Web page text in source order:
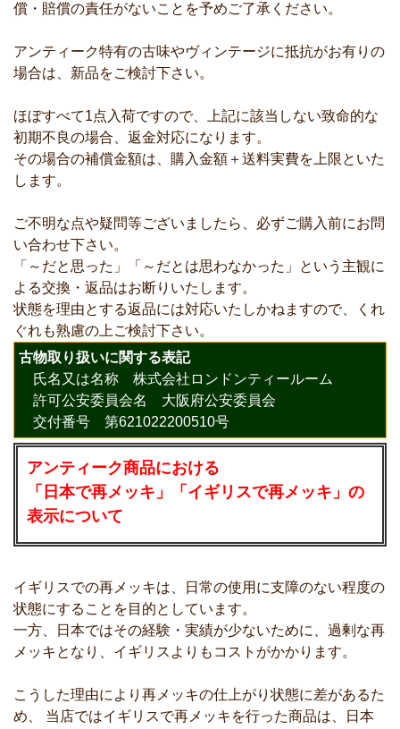
償・賠償の責任がないことを予めご了承ください。
アンティーク特有の古味やヴィンテージに抵抗がお有りの
場合は、新品をご検討下さい。
ほぼすべて1点入荷ですので、上記に該当しない致命的な
初期不良の場合、返金対応になります。
その場合の補償金額は、購入金額＋送料実費を上限といた
します。
ご不明な点や疑問等ございましたら、必ずご購入前にお問
い合わせ下さい。
「～だと思った」「～だとは思わなかった」という主観に
よる交換・返品はお断りいたします。
状態を理由とする返品には対応いたしかねますので、くれ
ぐれも熟慮の上ご検討下さい。
古物取り扱いに関する表記
氏名又は名称 株式会社ロンドンティールーム
許可公安委員会名 大阪府公安委員会
交付番号 第621022200510号
アンティーク商品における
「日本で再メッキ」「イギリスで再メッキ」の
表示について
イギリスでの再メッキは、日常の使用に支障のない程度の
状態にすることを目的としています。
一方、日本ではその経験・実績が少ないために、過剰な再
メッキとなり、イギリスよりもコストがかかります。
こうした理由により再メッキの仕上がり状態に差があるた
め、 当店ではイギリスで再メッキを行った商品は、日本